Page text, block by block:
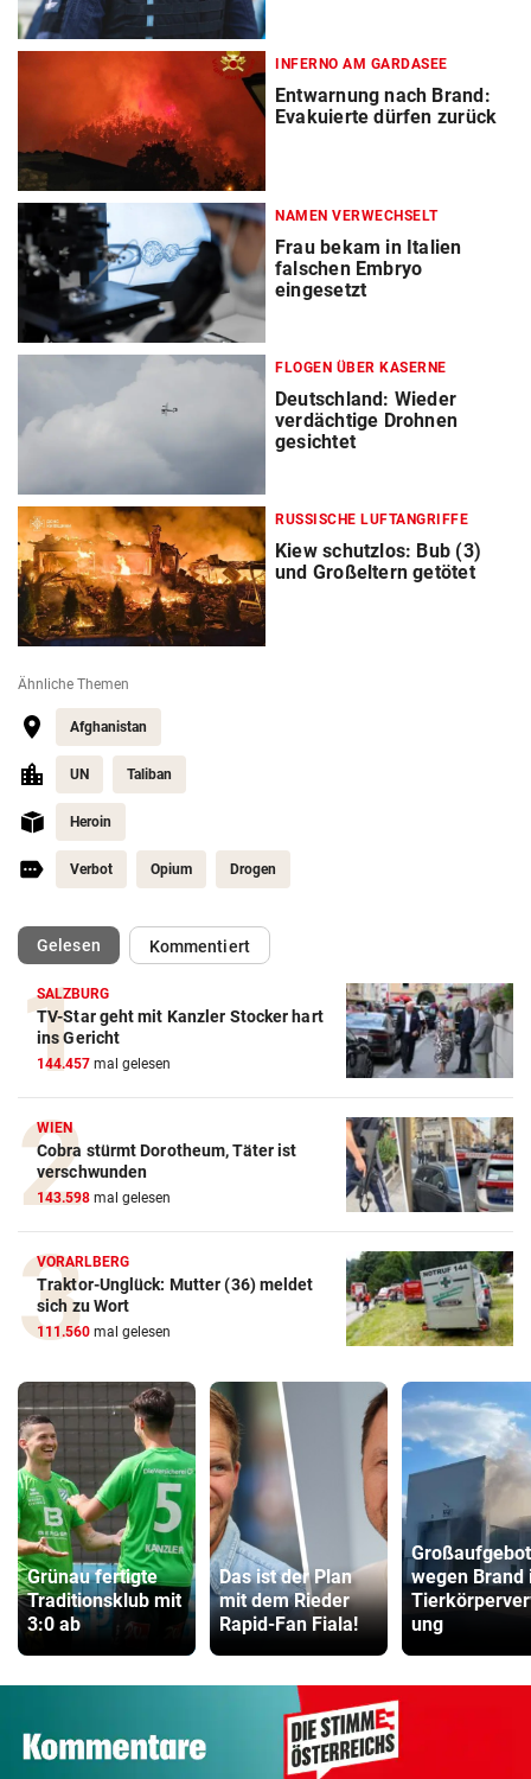
INFERNO AM GARDASEE
Entwarnung nach Brand:
Evakuierte dürfen zurück
NAMEN VERWECHSELT
Frau bekam in Italien
falschen Embryo
eingesetzt
FLOGEN ÜBER KASERNE
Deutschland: Wieder
verdächtige Drohnen
gesichtet
RUSSISCHE LUFTANGRIFFE
Kiew schutzlos: Bub (3)
und Großeltern getötet
Ähnliche Themen
Afghanistan
UN Taliban
Heroin
Verbot Opium Drogen
Gelesen(ausgewählt)Kommentiert
SALZBURG
TV-Star geht mit Kanzler Stocker hart
ins Gericht
144.457 mal gelesen
WIEN
Cobra stürmt Dorotheum, Täter ist
verschwunden
143.598 mal gelesen
VORARLBERG
Traktor-Unglück: Mutter (36) meldet
sich zu Wort
111.560 mal gelesen
Grünau fertigte
Traditionsklub mit
3:0 ab
Das ist der Plan
mit dem Rieder
Rapid-Fan Fiala!
Großaufgebot
wegen Brand
ung